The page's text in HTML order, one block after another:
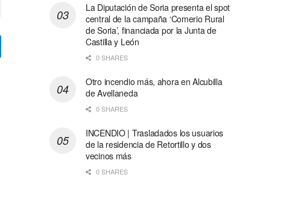
La Diputación de Soria presenta el spot
central de la campaña ‘Comerio Rural
de Soria’, financiada por la Junta de
Castilla y León
0 SHARES
Otro incendio más, ahora en Alcubilla
de Avellaneda
0 SHARES
INCENDIO | Trasladados los usuarios
de la residencia de Retortillo y dos
vecinos más
0 SHARES